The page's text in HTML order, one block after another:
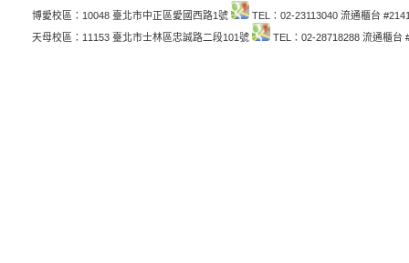
博愛校區：10048 臺北市中正區愛國西路1號
TEL：02-23113040 流通櫃台
天母校區：11153 臺北市士林區忠誠路二段101號
TEL：02-28718288 流通櫃台